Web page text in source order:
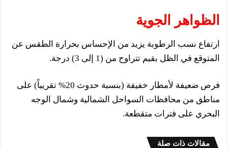
الظواهر الجوية
ارتفاع نسب الرطوبة يزيد من الإحساس بحرارة الطقس عن
المتوقع في الظل بقيم تتراوح من (1 إلى 3) درجة.
فرص ضعيفة لأمطار خفيفة (بنسبة حدوث 20% تقريباً) على
مناطق من محافظات السواحل الشمالية وشمال الوجه
البحري على فترات متقطعة.
مقالات ذات صلة